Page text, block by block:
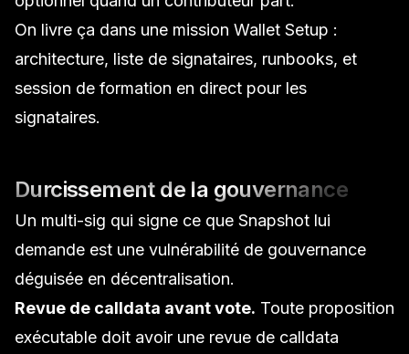
On livre ça dans une mission Wallet Setup :
architecture, liste de signataires, runbooks, et
session de formation en direct pour les
signataires.
Durcissement de la gouvernance
Un multi-sig qui signe ce que Snapshot lui
demande est une vulnérabilité de gouvernance
déguisée en décentralisation.
Revue de calldata avant vote. Toute proposition
exécutable doit avoir une revue de calldata